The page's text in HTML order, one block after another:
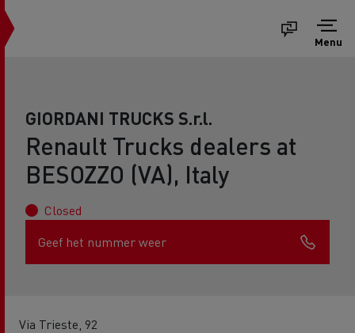
Menu
GIORDANI TRUCKS S.r.l.
Renault Trucks dealers at
BESOZZO (VA), Italy
Closed
Geef het nummer weer
Via Trieste, 92